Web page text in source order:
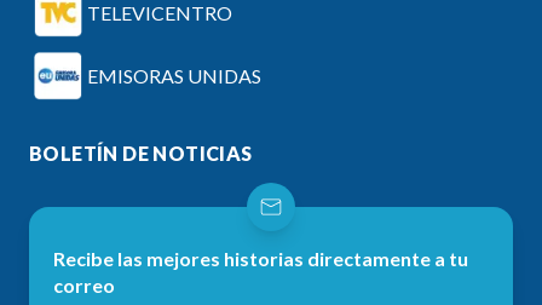
TELEVICENTRO
EMISORAS UNIDAS
BOLETÍN DE NOTICIAS
Recibe las mejores historias directamente a tu
correo